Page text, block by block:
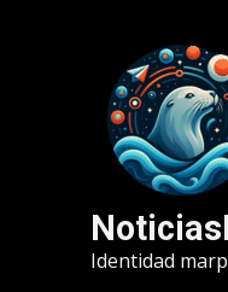
Identidad